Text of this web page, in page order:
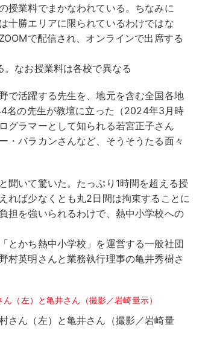
授業料でまかなわれている。ちなみに
十勝エリアに限られているわけではな
で配信され、オンラインで出席する
なお授業料は各校で異なる
で活躍する先生を、地元を含む全国各地
名の先生が教壇に立った（2024年3月時
グラマーとして知られる若宮正子さん
・バラカンさんなど、そうそうたる面々
聞いて驚いた。たっぷり1時間を超える授
れば少なくとも丸2日間は拘束することに
担を強いられるわけで、熱中小学校への
とかち熱中小学校」を運営する一般社団
村英明さんと業務執行理事の亀井秀樹さ
さん（左）と亀井さん（撮影／岩崎量